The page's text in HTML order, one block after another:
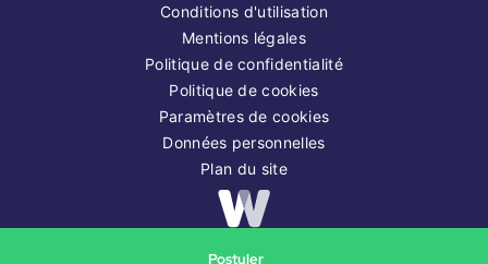
Postuler
Conditions d'utilisation
Mentions légales
Politique de confidentialité
Politique de cookies
Paramètres de cookies
Données personnelles
Plan du site